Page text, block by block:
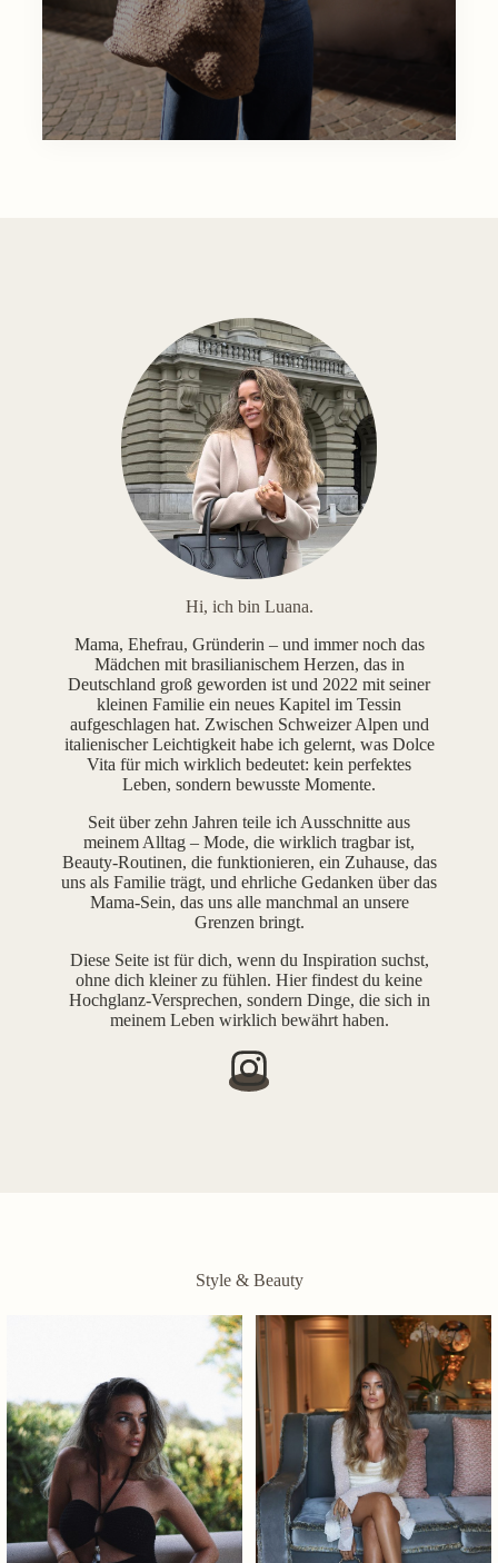
Hi, ich bin Luana.
Mama, Ehefrau, Gründerin – und immer noch das
Mädchen mit brasilianischem Herzen, das in
Deutschland groß geworden ist und 2022 mit seiner
kleinen Familie ein neues Kapitel im Tessin
aufgeschlagen hat. Zwischen Schweizer Alpen und
italienischer Leichtigkeit habe ich gelernt, was Dolce
Vita für mich wirklich bedeutet: kein perfektes
Leben, sondern bewusste Momente.
Seit über zehn Jahren teile ich Ausschnitte aus
meinem Alltag – Mode, die wirklich tragbar ist,
Beauty-Routinen, die funktionieren, ein Zuhause, das
uns als Familie trägt, und ehrliche Gedanken über das
Mama-Sein, das uns alle manchmal an unsere
Grenzen bringt.
Diese Seite ist für dich, wenn du Inspiration suchst,
ohne dich kleiner zu fühlen. Hier findest du keine
Hochglanz-Versprechen, sondern Dinge, die sich in
meinem Leben wirklich bewährt haben.
Style & Beauty